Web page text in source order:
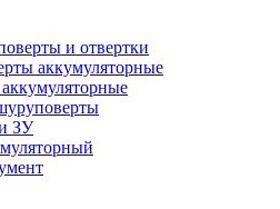
и отвертки
аккумуляторные
ЗУ